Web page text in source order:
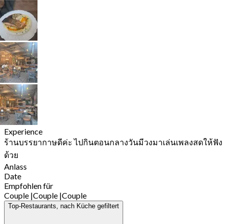
Experience
ร้านบรรยากาษดีค่ะ ไปกินตอนกลางวันมีวงมาเล่นเพลงสดให้ฟัง
ด้วย
Anlass
Date
Empfohlen für
Couple |Couple |Couple
Top-Restaurants, nach Küche gefiltert